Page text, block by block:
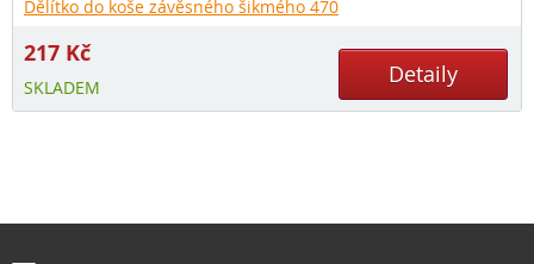
Dělítko do koše závěsného šikmého 470
217 Kč
SKLADEM Detaily